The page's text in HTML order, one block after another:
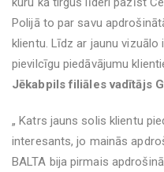
Polijā to par savu
klientu. Līdz ar jaunu vizuālo
pievilcīgu piedāvājumu
Jēkabpils filiāles vadītājs
„ Katrs jauns solis klientu
interesants, jo mainās
BALTA bija pirmais